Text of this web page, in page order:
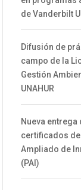
de Vanderbilt
Difusión de
campo de la
Gestión
UNAHUR
Nueva entrega
certificados
Ampliado de
(PAI)